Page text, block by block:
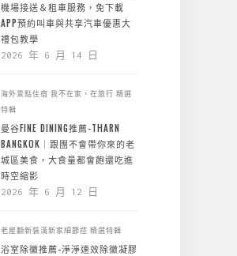
機場接送＆租車服務，免下載
APP預約叫車與共享汽車優惠大
禮包教學
2026 年 6 月 14 日
海外景點住宿 我不在家，在旅行 精選
特輯
曼谷FINE DINING推薦-THARN
BANGKOK｜跟團不會帶你來的老
城區美食，大食量都會飽還吃進
時空縮影
2026 年 6 月 12 日
老屋翻新裝潢新家細節控 精選特輯
浴室除黴推薦-淨淨速效除黴凝膠